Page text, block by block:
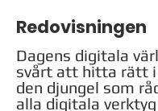
Redovisningen
Dagens digitala
svårt att hitta rätt i
den djungel som
alla digitala